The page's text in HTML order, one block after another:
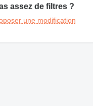
assez de filtres ?
une modification